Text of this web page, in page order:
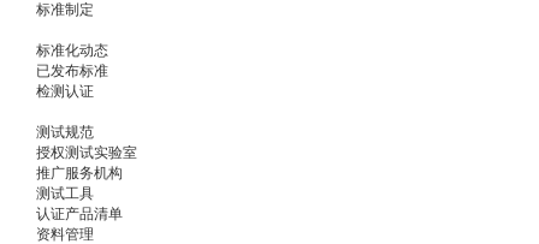
标准制定
标准化动态
已发布标准
检测认证
测试规范
授权测试实验室
推广服务机构
测试工具
认证产品清单
资料管理